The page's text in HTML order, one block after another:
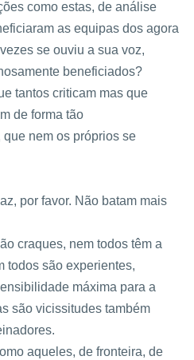
como estas, de análise
as equipas dos agora
se ouviu a sua voz,
beneficiados?
tantos criticam mas que
de forma tão
nem os próprios se
por favor. Não batam mais
craques, nem todos têm a
todos são experientes,
máxima para a
são vicissitudes também
aqueles, de fronteira, de